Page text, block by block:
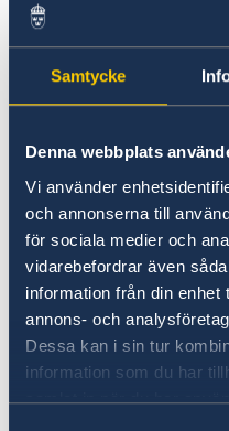
Samtycke
Denna webbplats
Vi använder
och annonserna till
för sociala medier och
vidarebefordrar även
information från din
annons- och
Dessa kan i sin tur
information som du har
samlat in när du har
Studying in Sweden
Eswatini
Going to Sweden?
Visa and Residence,
Sweden
EES
Visiting Sweden
Moving to someone in
Apply for a residence
Working in Sweden
Studying in Sweden
Study in
In order to study in
residence permit.
Read more about
studies or to work
Swedish Migration